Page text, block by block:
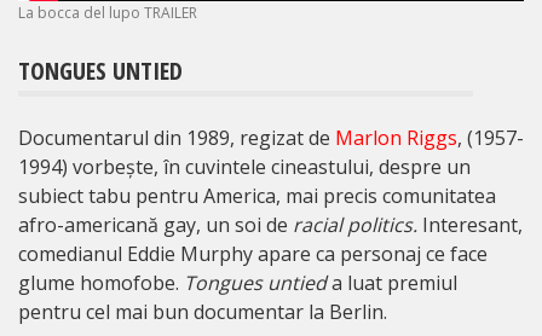
La bocca del lupo TRAILER
TONGUES UNTIED
Documentarul din 1989, regizat de Marlon Riggs, (1957-
1994) vorbește, în cuvintele cineastului, despre un
subiect tabu pentru America, mai precis comunitatea
afro-americană gay, un soi de racial politics. Interesant,
comedianul Eddie Murphy apare ca personaj ce face
glume homofobe. Tongues untieda luat premiul
pentru cel mai bun documentar la Berlin.